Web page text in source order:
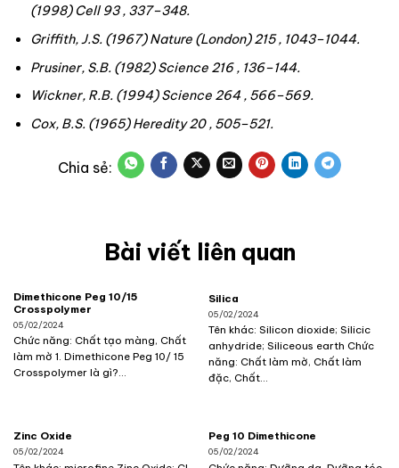
(1998) Cell93 , 337–348.
Griffith, J.S. (1967)Nature (London)215 , 1043–1044.
Prusiner, S.B. (1982)Science216 , 136–144.
Wickner, R.B. (1994)Science264 , 566–569.
Cox, B.S. (1965)Heredity20 , 505–521.
Bài viết liên quan
Dimethicone Peg 10/15
Crosspolymer
05/02/2024
Chức năng: Chất tạo màng, Chất
làm mờ 1. Dimethicone Peg 10/ 15
Crosspolymer là gì?...
Silica
05/02/2024
Tên khác: Silicon dioxide; Silicic
anhydride; Siliceous earth Chức
năng: Chất làm mờ, Chất làm
đặc, Chất...
Zinc Oxide
05/02/2024
Peg 10 Dimethicone
05/02/2024